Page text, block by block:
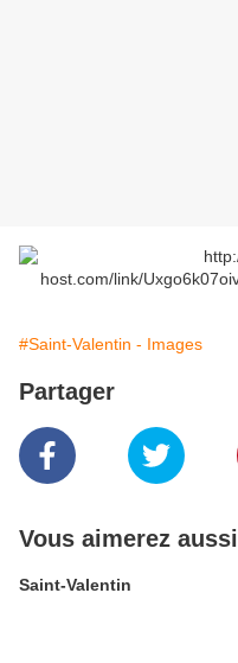
#Saint-Valentin - Images
Partager
Vous aimerez aussi
Saint-Valentin